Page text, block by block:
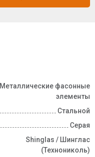
Металлические фасонные
элементы
Стальной
Серая
Shinglas / Шинглас
(Технониколь)